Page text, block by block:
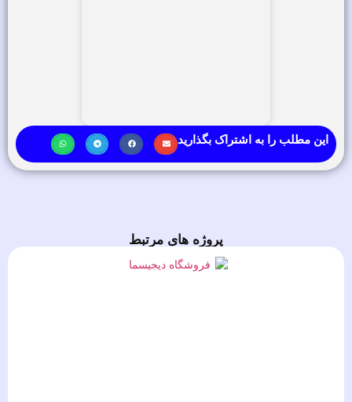
این مطلب را به اشتراک بگذارید
پروژه های مرتبط